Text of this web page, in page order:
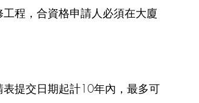
程，合資格申請人必須在大廈
提交日期起計10年內，最多可